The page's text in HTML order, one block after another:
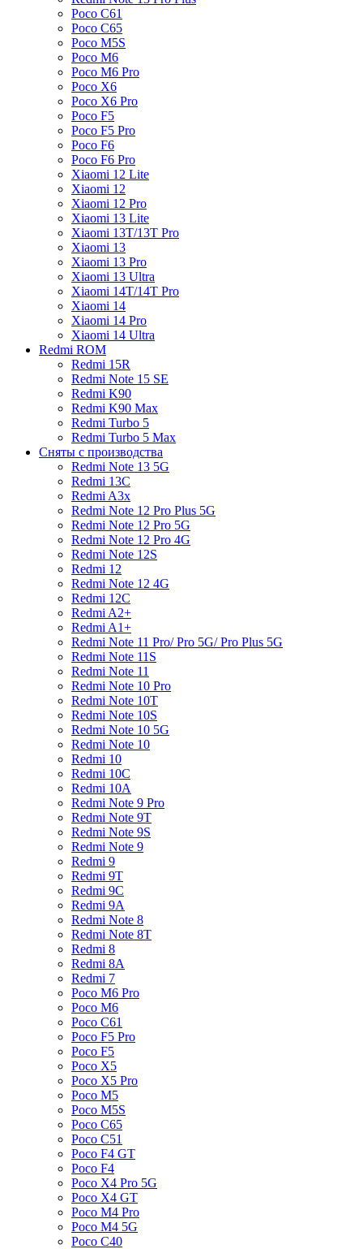
Poco C61
Poco C65
Poco M5S
Poco M6
Poco M6 Pro
Poco X6
Poco X6 Pro
Poco F5
Poco F5 Pro
Poco F6
Poco F6 Pro
Xiaomi 12 Lite
Xiaomi 12
Xiaomi 12 Pro
Xiaomi 13 Lite
Xiaomi 13T/13T Pro
Xiaomi 13
Xiaomi 13 Pro
Xiaomi 13 Ultra
Xiaomi 14T/14T Pro
Xiaomi 14
Xiaomi 14 Pro
Xiaomi 14 Ultra
Redmi ROM
Redmi 15R
Redmi Note 15 SE
Redmi K90
Redmi K90 Max
Redmi Turbo 5
Redmi Turbo 5 Max
Сняты с производства
Redmi Note 13 5G
Redmi 13C
Redmi A3x
Redmi Note 12 Pro Plus 5G
Redmi Note 12 Pro 5G
Redmi Note 12 Pro 4G
Redmi Note 12S
Redmi 12
Redmi Note 12 4G
Redmi 12C
Redmi A2+
Redmi A1+
Redmi Note 11 Pro/ Pro 5G/ Pro Plus 5G
Redmi Note 11S
Redmi Note 11
Redmi Note 10 Pro
Redmi Note 10T
Redmi Note 10S
Redmi Note 10 5G
Redmi Note 10
Redmi 10
Redmi 10C
Redmi 10A
Redmi Note 9 Pro
Redmi Note 9T
Redmi Note 9S
Redmi Note 9
Redmi 9
Redmi 9T
Redmi 9C
Redmi 9A
Redmi Note 8
Redmi Note 8T
Redmi 8
Redmi 8A
Redmi 7
Poco M6 Pro
Poco M6
Poco C61
Poco F5 Pro
Poco F5
Poco X5
Poco X5 Pro
Poco M5
Poco M5S
Poco C65
Poco C51
Poco F4 GT
Poco F4
Poco X4 Pro 5G
Poco X4 GT
Poco M4 Pro
Poco M4 5G
Poco C40